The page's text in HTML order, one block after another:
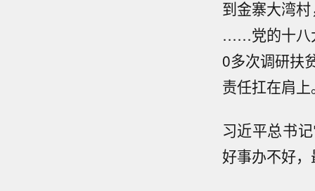
到金寨大湾
……党的十八
0多次调研扶
责任扛在肩上
习近平总书
好事办不好